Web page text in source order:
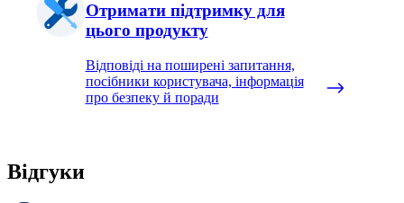
Отримати підтримку для
цього продукту
Відповіді на поширені запитання,
посібники користувача, інформація
про безпеку й поради
Відгуки